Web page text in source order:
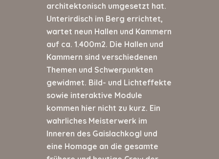
architektonisch umgesetzt hat.
Unterirdisch im Berg errichtet,
wartet neun Hallen und Kammern
auf ca. 1.400m2. Die Hallen und
Kammern sind verschiedenen
Themen und Schwerpunkten
gewidmet. Bild- und Lichteffekte
sowie interaktive Module
kommen hier nicht zu kurz. Ein
wahrliches Meisterwerk im
Inneren des Gaislachkogl und
eine Homage an die gesamte